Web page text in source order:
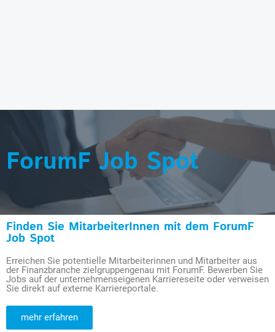
ForumF Job Spot
Finden Sie MitarbeiterInnen mit dem ForumF
Job Spot
Erreichen Sie potentielle Mitarbeiterinnen und Mitarbeiter aus
der Finanzbranche zielgruppengenau mit ForumF. Bewerben Sie
Jobs auf der unternehmenseigenen Karriereseite oder verweisen
Sie direkt auf externe Karriereportale.
mehr erfahren